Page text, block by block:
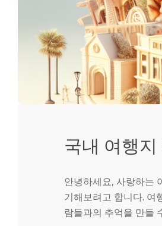
국내 여행
안녕하세요, 사랑하는
기해보려고 합니다. 여
람들과의 추억을 만들